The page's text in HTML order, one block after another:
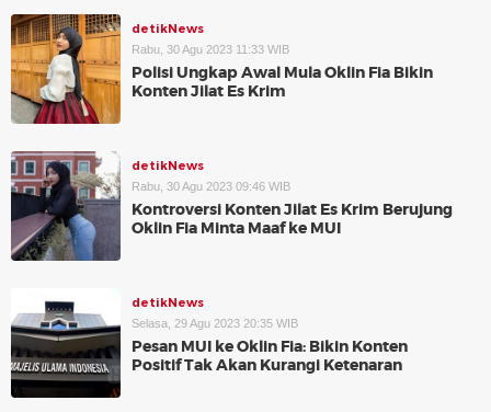
detikNews
Rabu, 30 Agu 2023 11:33 WIB
Polisi Ungkap Awal Mula Oklin Fia Bikin
Konten Jilat Es Krim
detikNews
Rabu, 30 Agu 2023 09:46 WIB
Kontroversi Konten Jilat Es Krim Berujung
Oklin Fia Minta Maaf ke MUI
detikNews
Selasa, 29 Agu 2023 20:35 WIB
Pesan MUI ke Oklin Fia: Bikin Konten
Positif Tak Akan Kurangi Ketenaran